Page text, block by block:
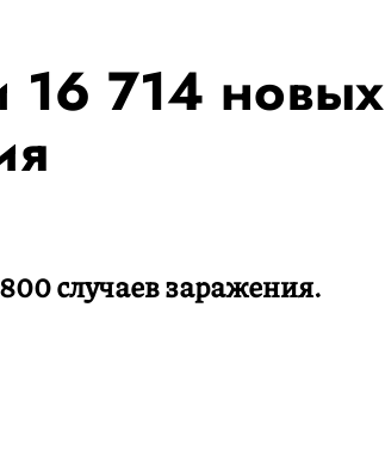
16 714 новых
случаев заражения.